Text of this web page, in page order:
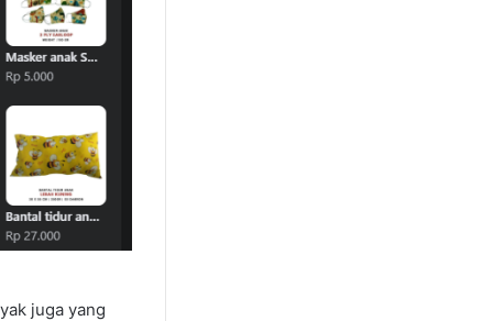
juga yang